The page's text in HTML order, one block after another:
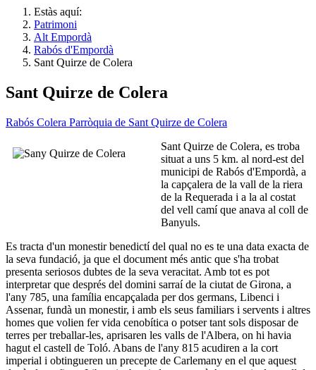
Estàs aquí:
Patrimoni
Alt Empordà
Rabós d'Empordà
Sant Quirze de Colera
Sant Quirze de Colera
Rabós Colera Parròquia de Sant Quirze de Colera
Sant Quirze de Colera, es troba
situat a uns 5 km. al nord-est del
municipi de Rabós d'Empordà, a
la capçalera de la vall de la riera
de la Requerada i a la al costat
del vell camí que anava al coll de
Banyuls.
Es tracta d'un monestir benedictí del qual no es te una data exacta de
la seva fundació, ja que el document més antic que s'ha trobat
presenta seriosos dubtes de la seva veracitat. Amb tot es pot
interpretar que després del domini sarraí de la ciutat de Girona, a
l'any 785, una família encapçalada per dos germans, Libenci i
Assenar, fundà un monestir, i amb els seus familiars i servents i altres
homes que volien fer vida cenobítica o potser tant sols disposar de
terres per treballar-les, aprisaren les valls de l'Albera, on hi havia
hagut el castell de Toló. Abans de l'any 815 acudiren a la cort
imperial i obtingueren un precepte de Carlemany en el que aquest